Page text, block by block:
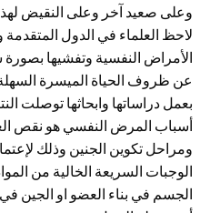
وعلى صعيد آخر وعلى النقيض
لاحظ العلماء في الدول المتقدمة
الأمراض النفسية وتفشيها
عن ظروف الحياة الميسرة
بعمل دراساتها وابحاثها توصلت
أسباب المرض النفسي هو نقص
ومراحل تكوين الجنين وذلك
الوجبات السريعة الخالية من
الجسم في بناء العضو او الجين في